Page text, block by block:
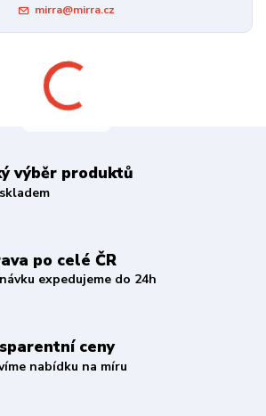
mirra@mirra.cz
výběr produktů
po celé ČR
expedujeme do 24h
ceny
nabídku na míru